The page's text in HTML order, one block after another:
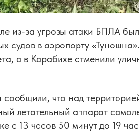
из-за угрозы атаки БПЛА
судов в аэропорту
а в Карабихе отменили
что над
летательный аппарат
с 13 часов 50 минут до 19